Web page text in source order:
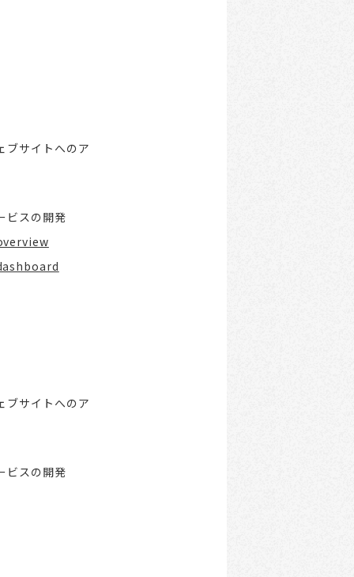
ブサイトへのア
ビスの開発
ブサイトへのア
ビスの開発